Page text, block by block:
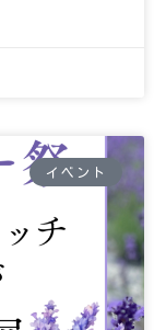
イベント